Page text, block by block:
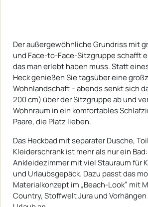
Der außergewöhnliche Grundriss mit
und Face-to-Face-Sitzgruppe schafft
das man erlebt haben muss. Statt
Heck genießen Sie tagsüber eine
Wohnlandschaft – abends senkt sich
200 cm) über der Sitzgruppe ab und
Wohnraum in ein komfortables
Paare, die Platz lieben.
Das Heckbad mit separater Dusche,
Kleiderschrank ist mehr als nur ein
Ankleidezimmer mit viel Stauraum für
und Urlaubsgepäck. Dazu passt das
Materialkonzept im „Beach-Look“ mit
Country, Stoffwelt Jura und Vorhängen